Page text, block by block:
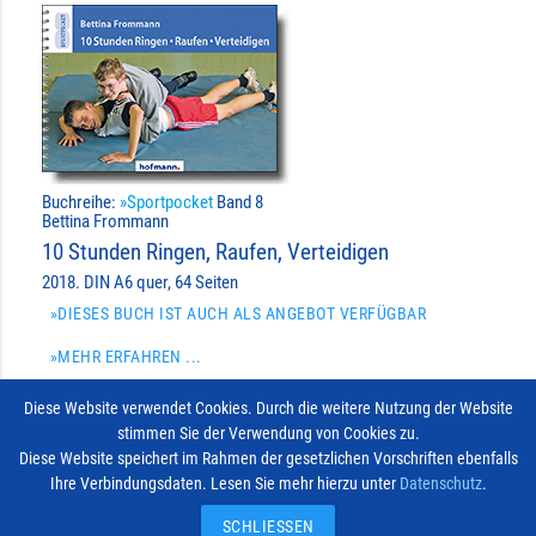
Buchreihe: »SportpocketBand 8
Bettina Frommann
10 Stunden Ringen, Raufen, Verteidigen
2018. DIN A6 quer, 64 Seiten
»DIESES BUCH IST AUCH ALS ANGEBOT VERFÜGBAR
»MEHR ERFAHREN ...
7,90 €
create import_contacts add_shopping_cartIN DEN WARENKORB
Vertrag widerrufen © 2026
Diese Website verwendet Cookies. Durch die weitere Nutzung der Website
stimmen Sie der Verwendung von Cookies zu.
Diese Website speichert im Rahmen der gesetzlichen Vorschriften ebenfalls
Ihre Verbindungsdaten. Lesen Sie mehr hierzu unter Datenschutz.
SCHLIESSEN